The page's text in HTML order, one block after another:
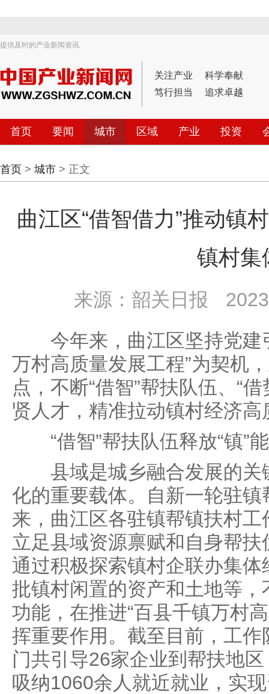
提供及时的产业新闻资讯
关注产业
科学奉献
笃行担当
追求卓越
首页 要闻 城市 区域 产业 投资
首页 > 城市 > 正文
曲江区“借智借力”推动镇
镇村集
来源：韶关日报
今年来，曲江区坚持党建
万村高质量发展工程”为契机
点，不断“借智”帮扶队伍、“
贤人才，精准拉动镇村经济高
“借智”帮扶队伍释放“镇”
县域是城乡融合发展的关
化的重要载体。自新一轮驻
来，曲江区各驻镇帮镇扶村
立足县域资源禀赋和自身帮
通过积极探索镇村企联办集
批镇村闲置的资产和土地等
功能，在推进“百县千镇万村
挥重要作用。截至目前，工
门共引导26家企业到帮扶地
吸纳1060余人就近就业，实